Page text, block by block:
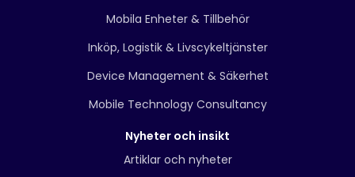
Mobila Enheter & Tillbehör
Inköp, Logistik & Livscykeltjänster
Device Management & Säkerhet
Mobile Technology Consultancy
Nyheter och insikt
Artiklar och nyheter